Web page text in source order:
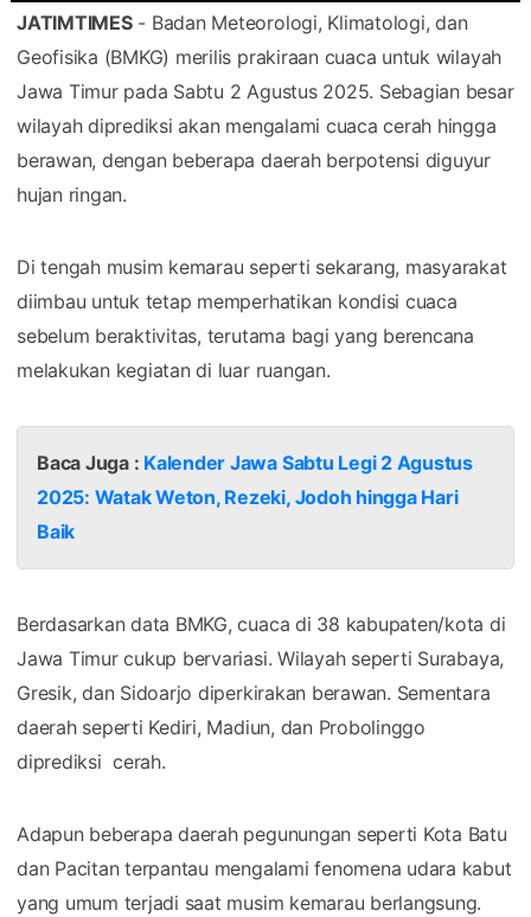
JATIMTIMES- Badan Meteorologi, Klimatologi, dan
Geofisika (BMKG) merilis prakiraan cuaca untuk wilayah
Jawa Timur pada Sabtu 2 Agustus 2025. Sebagian besar
wilayah diprediksi akan mengalami cuaca cerah hingga
berawan, dengan beberapa daerah berpotensi diguyur
hujan ringan.
Di tengah musim kemarau seperti sekarang, masyarakat
diimbau untuk tetap memperhatikan kondisi cuaca
sebelum beraktivitas, terutama bagi yang berencana
melakukan kegiatan di luar ruangan.
Baca Juga : Kalender Jawa Sabtu Legi 2 Agustus
2025: Watak Weton, Rezeki, Jodoh hingga Hari
Baik
Berdasarkan data BMKG, cuaca di 38 kabupaten/kota di
Jawa Timur cukup bervariasi. Wilayah seperti Surabaya,
Gresik, dan Sidoarjo diperkirakan berawan. Sementara
daerah seperti Kediri, Madiun, dan Probolinggo
diprediksi cerah.
Adapun beberapa daerah pegunungan seperti Kota Batu
dan Pacitan terpantau mengalami fenomena udara kabut
yang umum terjadi saat musim kemarau berlangsung.